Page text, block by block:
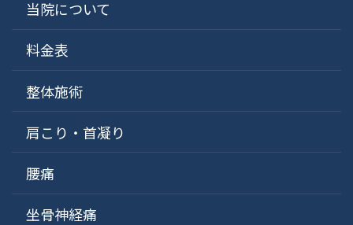
当院について
料金表
整体施術
肩こり・首凝り
腰痛
坐骨神経痛